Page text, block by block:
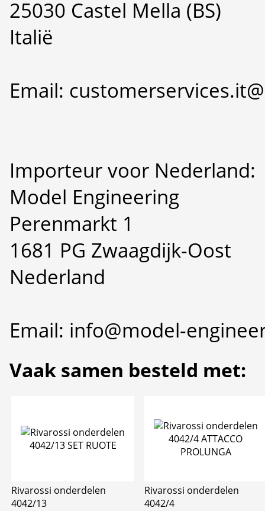
25030 Castel Mella (BS)
Italië
Email:
Importeur voor Nederland:
Model Engineering
Perenmarkt 1
1681 PG Zwaagdijk-Oost
Nederland
Email: info@model-
Vaak samen besteld met:
Rivarossi onderdelen
4042/13
Rivarossi onderdelen
4042/4